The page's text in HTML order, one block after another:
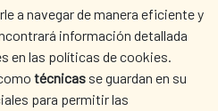
España, EE.UU. y
del agua
a navegar de manera eficiente y
información detallada
en las políticas de cookies.
técnicas se guardan en su
para permitir las